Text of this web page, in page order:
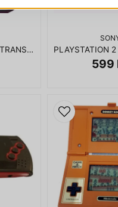
GAMEBOY POCKET TRANSPARENT
599